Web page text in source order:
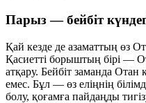
Парыз — бейбіт
Қай кезде де азаматтың өз
Қасиетті борыштың бірі —
атқару. Бейбіт заманда Отан
емес. Бұл — өз еліңнің
болу, қоғамға пайдаңды